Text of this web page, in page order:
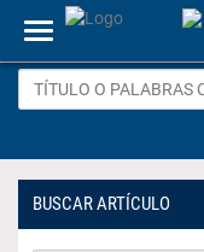
Menu
BUSCAR ARTÍCULO